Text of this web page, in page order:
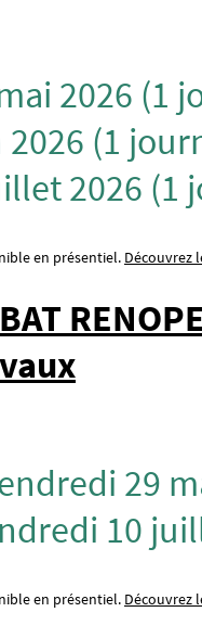
2026 (1
(1
2026 (1
en présentiel. Découvrez
29
10
en présentiel. Découvrez